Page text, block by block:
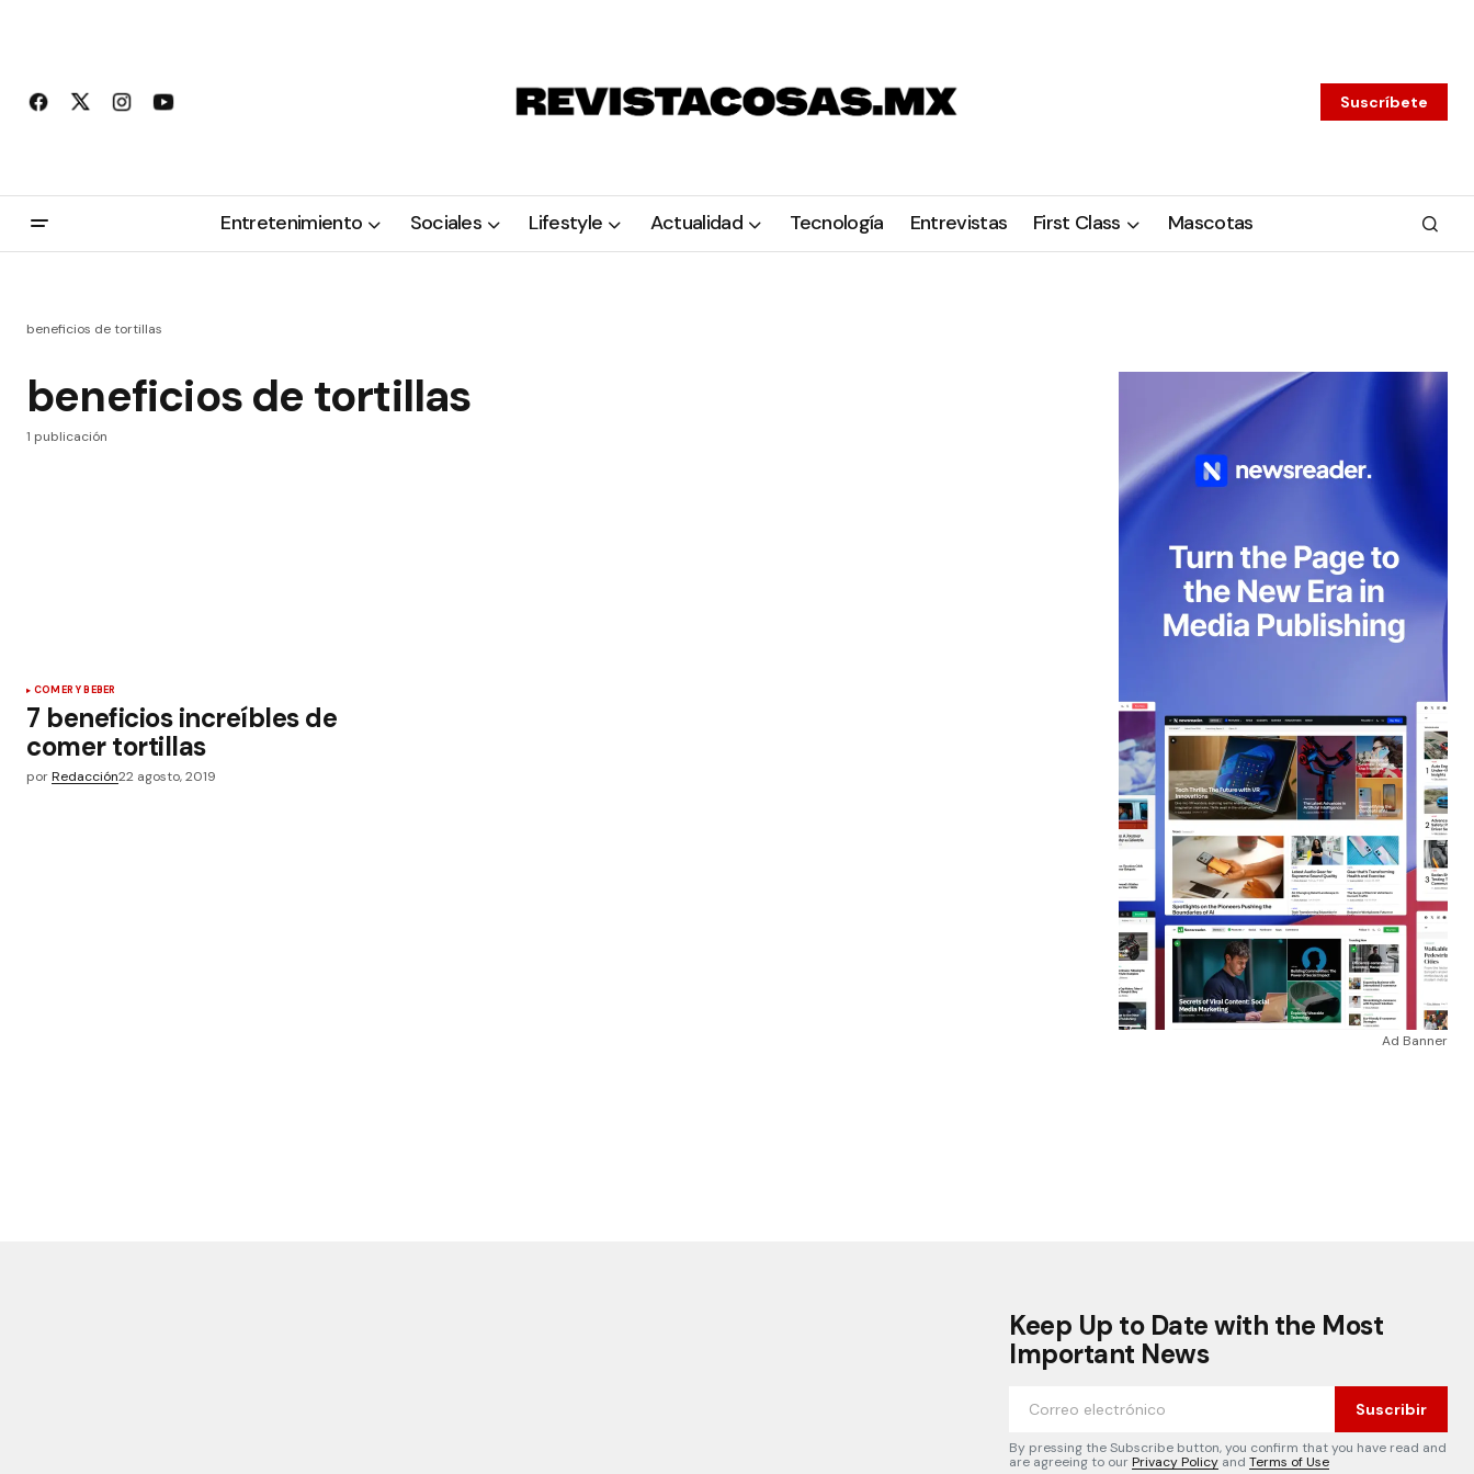
Suscríbete
Entretenimiento Sociales Lifestyle Actualidad Tecnología Entrevistas First Class Mascotas
beneficios de tortillas
beneficios de tortillas
1 publicación
COMER Y BEBER
7 beneficios increíbles de
comer tortillas
porRedacción22 agosto, 2019
Ad Banner
Keep Up to Date with the Most
Important News
Suscribir
By pressing the Subscribe button, you confirm that you have read and
are agreeing to ourPrivacy Policy and Terms of Use